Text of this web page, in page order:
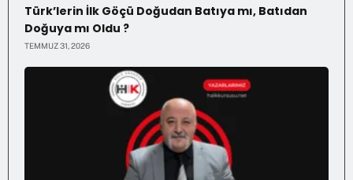
Türk’lerin İlk Göçü Doğudan Batıya mı, Batıdan
Doğuya mı Oldu ?
TEMMUZ 31, 2026